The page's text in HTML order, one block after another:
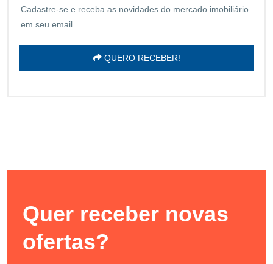
Cadastre-se e receba as novidades do mercado imobiliário
em seu email.
QUERO RECEBER!
Quer receber novas
ofertas?